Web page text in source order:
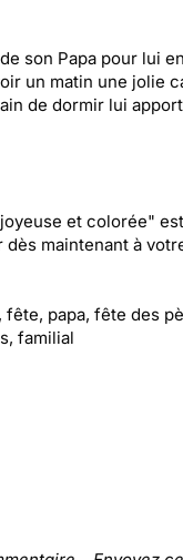
son Papa pour lui
un matin une jolie
de dormir lui
et colorée"
maintenant à
papa, fête des
familial